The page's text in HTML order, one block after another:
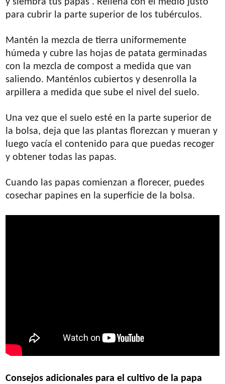
y siembra tus papas . Rellena con el medio justo
para cubrir la parte superior de los tubérculos.
Mantén la mezcla de tierra uniformemente
húmeda y cubre las hojas de patata germinadas
con la mezcla de compost a medida que van
saliendo. Manténlos cubiertos y desenrolla la
arpillera a medida que sube el nivel del suelo.
Una vez que el suelo esté en la parte superior de
la bolsa, deja que las plantas florezcan y mueran y
luego vacía el contenido para que puedas recoger
y obtener todas las papas.
Cuando las papas comienzan a florecer, puedes
cosechar papines en la superficie de la bolsa.
Consejos adicionales para el cultivo de la papa